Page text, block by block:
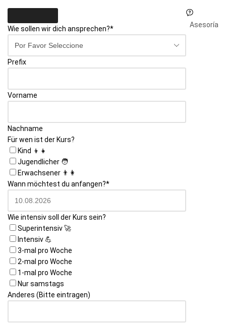
Wie sollen wir dich ansprechen?*
Prefix
Vorname
Nachname
Für wen ist der Kurs?
Kind 👦👧
Jugendlicher 🧑
Erwachsener 👨👩
Wann möchtest du anfangen?*
Wie intensiv soll der Kurs sein?
Superintensiv 🚀
Intensiv 💪
3-mal pro Woche
2-mal pro Woche
1-mal pro Woche
Nur samstags
Anderes (Bitte eintragen)
Asesoría